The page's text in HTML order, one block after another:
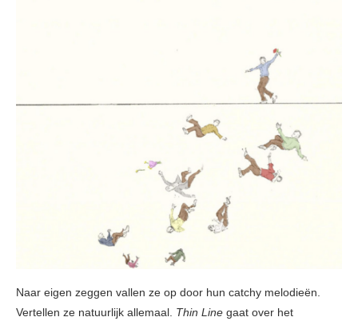
Naar eigen zeggen vallen ze op door hun catchy melodieën.
Vertellen ze natuurlijk allemaal. Thin Line gaat over het